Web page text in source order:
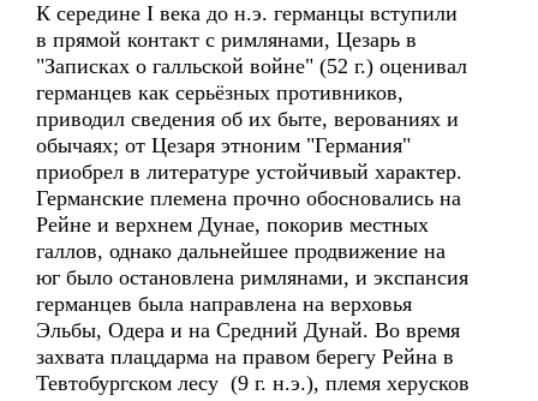
К середине I века до н.э. германцы вступили
в прямой контакт с римлянами, Цезарь в
"Записках о галльской войне" (52 г.) оценивал
германцев как серьёзных противников,
приводил сведения об их быте, верованиях и
обычаях; от Цезаря этноним "Германия"
приобрел в литературе устойчивый характер.
Германские племена прочно обосновались на
Рейне и верхнем Дунае, покорив местных
галлов, однако дальнейшее продвижение на
юг было остановлена римлянами, и экспансия
германцев была направлена на верховья
Эльбы, Одера и на Средний Дунай. Во время
захвата плацдарма на правом берегу Рейна в
Тевтобургском лесу (9 г. н.э.), племя херусков